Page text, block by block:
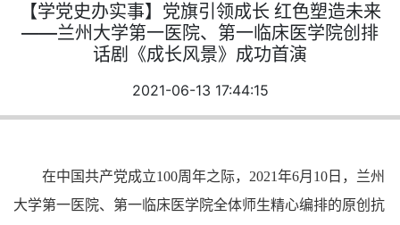
【学党史办实事】党旗引领成长 红色塑造未来
——兰州大学第一医院、第一临床医学院创排
话剧《成长风景》成功首演
2021-06-13 17:44:15
在中国共产党成立100周年之际，2021年6月10日，兰州
大学第一医院、第一临床医学院全体师生精心编排的原创抗